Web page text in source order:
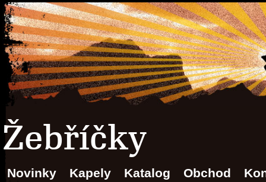
Žebříčky
Novinky Kapely Katalog Obchod